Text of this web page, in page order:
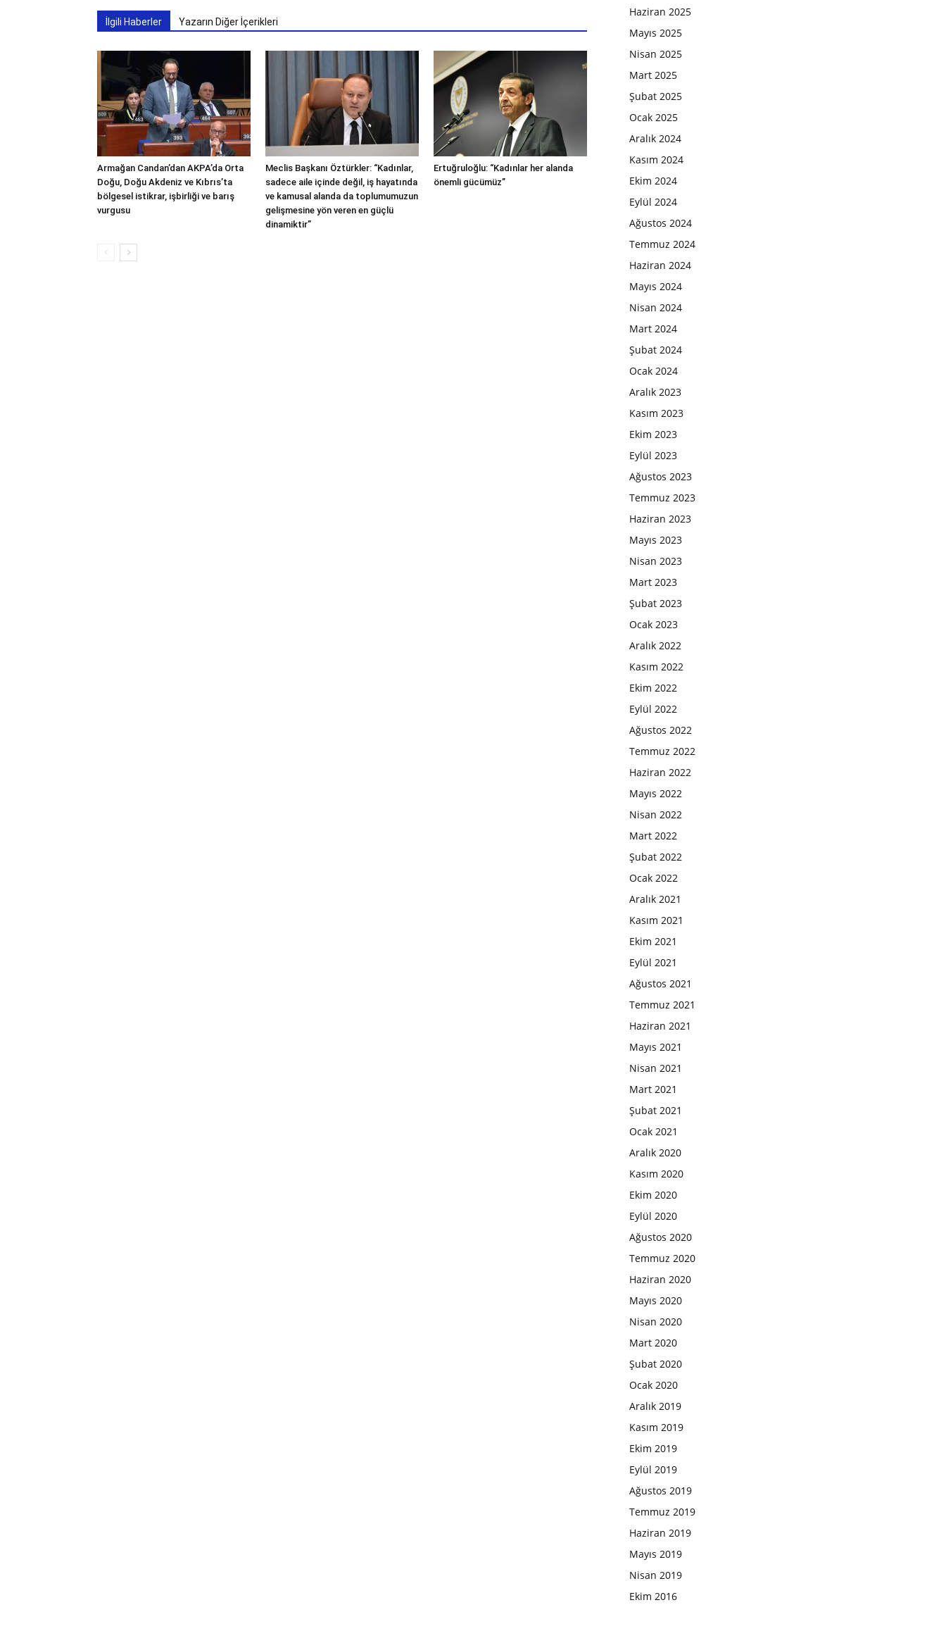
İlgili Haberler Yazarın Diğer İçerikleri
Armağan Candan’dan AKPA’da Orta
Doğu, Doğu Akdeniz ve Kıbrıs’ta
bölgesel istikrar, işbirliği ve barış
vurgusu
Meclis Başkanı Öztürkler: “Kadınlar,
sadece aile içinde değil, iş hayatında
ve kamusal alanda da toplumumuzun
gelişmesine yön veren en güçlü
dinamiktir”
Ertuğruloğlu: “Kadınlar her alanda
önemli gücümüz”
Haziran 2025
Mayıs 2025
Nisan 2025
Mart 2025
Şubat 2025
Ocak 2025
Aralık 2024
Kasım 2024
Ekim 2024
Eylül 2024
Ağustos 2024
Temmuz 2024
Haziran 2024
Mayıs 2024
Nisan 2024
Mart 2024
Şubat 2024
Ocak 2024
Aralık 2023
Kasım 2023
Ekim 2023
Eylül 2023
Ağustos 2023
Temmuz 2023
Haziran 2023
Mayıs 2023
Nisan 2023
Mart 2023
Şubat 2023
Ocak 2023
Aralık 2022
Kasım 2022
Ekim 2022
Eylül 2022
Ağustos 2022
Temmuz 2022
Haziran 2022
Mayıs 2022
Nisan 2022
Mart 2022
Şubat 2022
Ocak 2022
Aralık 2021
Kasım 2021
Ekim 2021
Eylül 2021
Ağustos 2021
Temmuz 2021
Haziran 2021
Mayıs 2021
Nisan 2021
Mart 2021
Şubat 2021
Ocak 2021
Aralık 2020
Kasım 2020
Ekim 2020
Eylül 2020
Ağustos 2020
Temmuz 2020
Haziran 2020
Mayıs 2020
Nisan 2020
Mart 2020
Şubat 2020
Ocak 2020
Aralık 2019
Kasım 2019
Ekim 2019
Eylül 2019
Ağustos 2019
Temmuz 2019
Haziran 2019
Mayıs 2019
Nisan 2019
Ekim 2016